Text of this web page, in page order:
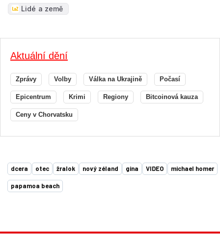
Lidé a země
Aktuální dění
Zprávy Volby Válka na Ukrajině Počasí
Epicentrum Krimi Regiony Bitcoinová kauza
Ceny v Chorvatsku
dcera otec žralok nový zéland gina VIDEO michael homer
papamoa beach